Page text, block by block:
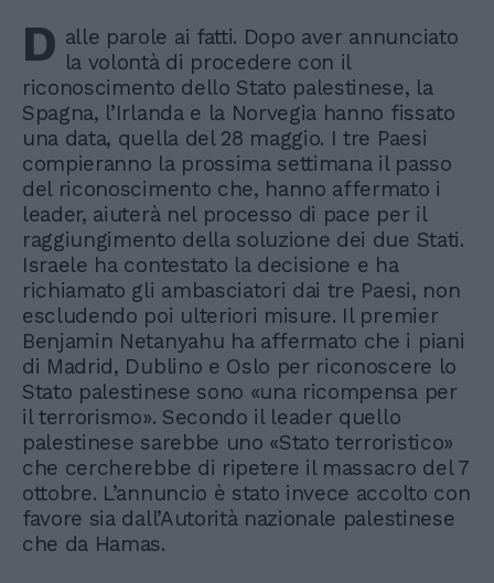
D alle parole ai fatti. Dopo aver annunciato
la volontà di procedere con il
riconoscimento dello Stato palestinese, la
Spagna, l’Irlanda e la Norvegia hanno fissato
una data, quella del 28 maggio. I tre Paesi
compieranno la prossima settimana il passo
del riconoscimento che, hanno affermato i
leader, aiuterà nel processo di pace per il
raggiungimento della soluzione dei due Stati.
Israele ha contestato la decisione e ha
richiamato gli ambasciatori dai tre Paesi, non
escludendo poi ulteriori misure. Il premier
Benjamin Netanyahu ha affermato che i piani
di Madrid, Dublino e Oslo per riconoscere lo
Stato palestinese sono «una ricompensa per
il terrorismo». Secondo il leader quello
palestinese sarebbe uno «Stato terroristico»
che cercherebbe di ripetere il massacro del 7
ottobre. L’annuncio è stato invece accolto con
favore sia dall’Autorità nazionale palestinese
che da Hamas.